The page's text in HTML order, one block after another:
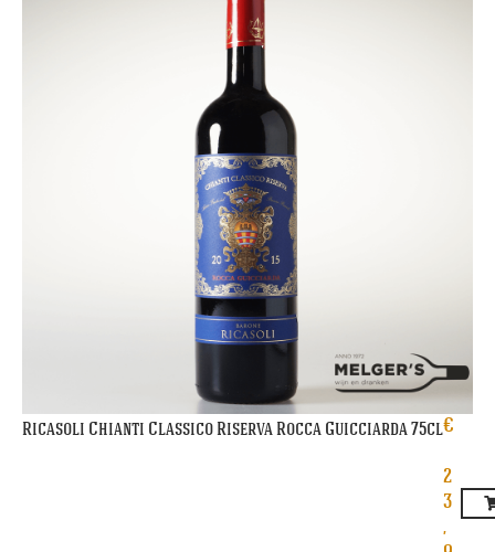
Ricasoli Chianti Classico Riserva Rocca Guicciarda 75cl€
2
3
,